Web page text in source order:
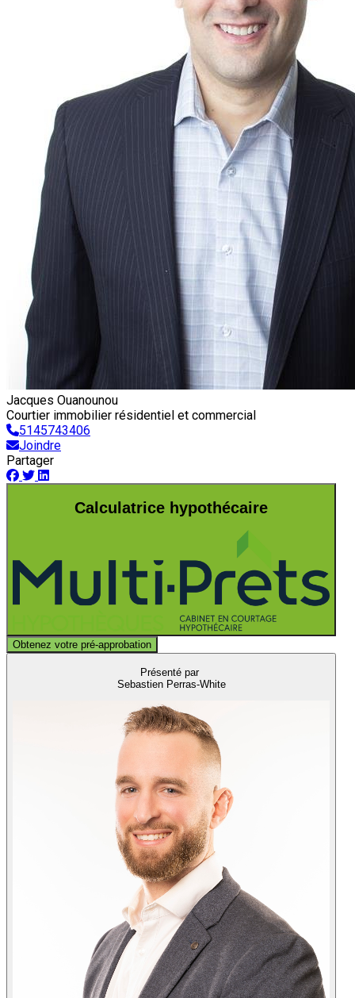
Jacques Ouanounou
Courtier immobilier résidentiel et commercial
5145743406
Joindre
Partager
Calculatrice hypothécaire
Obtenez votre pré-approbation
Présenté par
Sebastien Perras-White